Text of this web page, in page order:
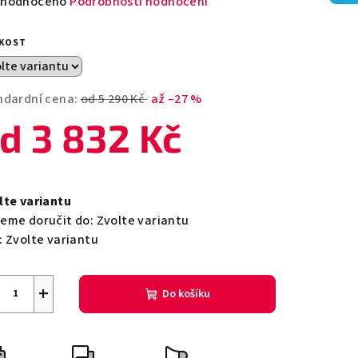
cena: od 5 290 Kč až –27 %
3 832 Kč
variantu
doručit do: Zvolte variantu
Zvolte variantu
+ Do košíku